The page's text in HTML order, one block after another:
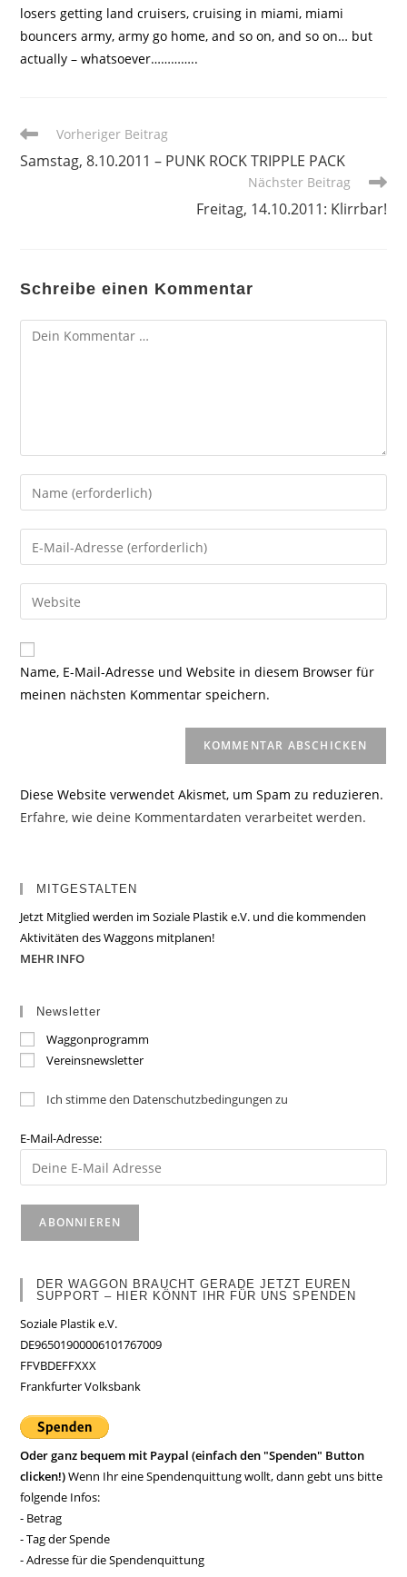
losers getting land cruisers, cruising in miami, miami
bouncers army, army go home, and so on, and so on… but
actually – whatsoever…………..
Weitere
ansehen
Vorheriger Beitrag
Samstag, 8.10.2011 – PUNK ROCK TRIPPLE PACK
Nächster Beitrag
Freitag, 14.10.2011: Klirrbar!
Schreibe einen Kommentar
Kommentar
Gib
deinen
Namen
oder
zum
Kommentieren
ein
Gib
deine
E-
Mail-
zum
Kommentieren
ein
Gib
deine
Website-
URL
Name, E-Mail-Adresse und Website in diesem Browser für
meinen nächsten Kommentar speichern.
Diese Website verwendet Akismet, um Spam zu reduzieren.
Erfahre, wie deine Kommentardaten verarbeitet werden.
MITGESTALTEN
Jetzt Mitglied werden im Soziale Plastik e.V. und die kommenden
Aktivitäten des Waggons mitplanen!
MEHR INFO
Newsletter
Waggonprogramm
Vereinsnewsletter
Ich stimme den Datenschutzbedingungen zu
E-Mail-Adresse:
DER WAGGON BRAUCHT GERADE JETZT EUREN
SUPPORT – HIER KÖNNT IHR FÜR UNS SPENDEN
Soziale Plastik e.V.
DE96501900006101767009
FFVBDEFFXXX
Frankfurter Volksbank
Oder ganz bequem mit Paypal (einfach den "Spenden" Button
clicken!)Wenn Ihr eine Spendenquittung wollt, dann gebt uns bitte
folgende Infos:
- Betrag
- Tag der Spende
- Adresse für die Spendenquittung